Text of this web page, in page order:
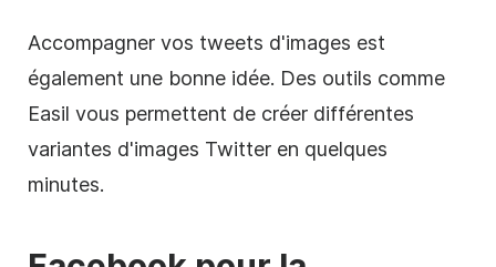
Accompagner vos tweets d'images est
également une bonne idée. Des outils comme
Easil vous permettent de créer différentes
variantes d'images Twitter en quelques
minutes.